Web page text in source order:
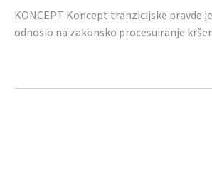
KONCEPT Koncept tranzicijske pravde
odnosio na zakonsko procesuiranje